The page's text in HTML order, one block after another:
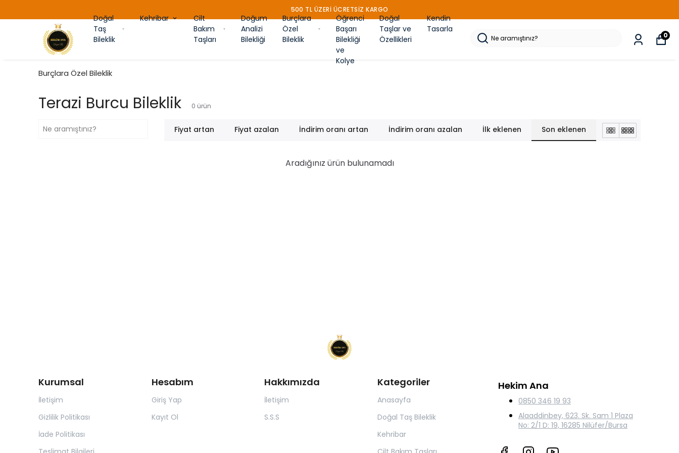
500 TL ÜZERİ ÜCRETSİZ KARGO
Doğal
Taş
Bileklik
Kehribar
Cilt
Bakım
Taşları
Doğum
Analizi
Bilekliği
Burçlara
Özel
Bileklik
Öğrenci
Başarı
Bilekliği
ve
Kolye
Doğal
Taşlar ve
Özellikleri
Kendin
Tasarla
0
Burçlara Özel Bileklik
Terazi Burcu Bileklik 0 ürün
Fiyat artan Fiyat azalan İndirim oranı artan İndirim oranı azalan İlk eklenen Son eklenen
Aradığınız ürün bulunamadı
Kurumsal
İletişim
Gizlilik Politikası
İade Politikası
Hesabım
Giriş Yap
Kayıt Ol
Hakkımızda
İletişim
S.S.S
Kategoriler
Anasayfa
Doğal Taş Bileklik
Kehribar
Hekim Ana
0850 346 19 93
Alaaddinbey, 623. Sk. Sam 1 Plaza
No: 2/1 D: 19, 16285 Nilüfer/Bursa